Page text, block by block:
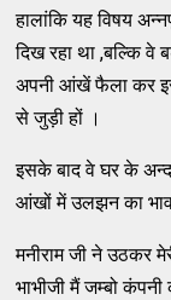
हालांकि यह विषय
दिख रहा था ,बल्कि वे
अपनी आंखें फैला कर
से जुड़ी हों ।
इसके बाद वे घर के
आंखों में उलझन का भाव
मनीराम जी ने उठकर
भाभीजी मैं जम्बो